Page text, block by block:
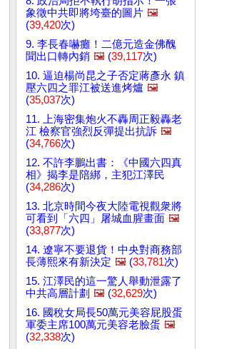
象徵中共即將垮臺的圖片 🖼️
(39,420次)
9. 李長春嚇癱！二億元造金佛醜
聞出口轉內銷 🖼️ (39,117次)
10. 逼迫楊尚昆之子否定蔣彥永 鎮
壓六四之罪江被送進烤爐 🖼️
(35,037次)
11. 上海密集炮火不轟周正毅轟老
江 檢察官強烈反彈提出抗訴 🖼️
(34,766次)
12. 不許李鵬出書：《中國六四真
相》揭李是陪綁，主犯江澤民
(34,286次)
13. 北京時間今夜大陸電視觀衆將
可看到「六四」屠城血腥畫面 🖼️
(33,877次)
14. 遼寧不要退貨！中央對商務部
長薄熙來有新決定 🖼️ (33,781次)
15. 江澤民的這一驚人舉動泄露了
中共高層計劃 🖼️ (32,629次)
16. 國稅女局長50萬元美容屁股蛋
軍委主席100萬元美容老臉蛋 🖼️
(32,338次)